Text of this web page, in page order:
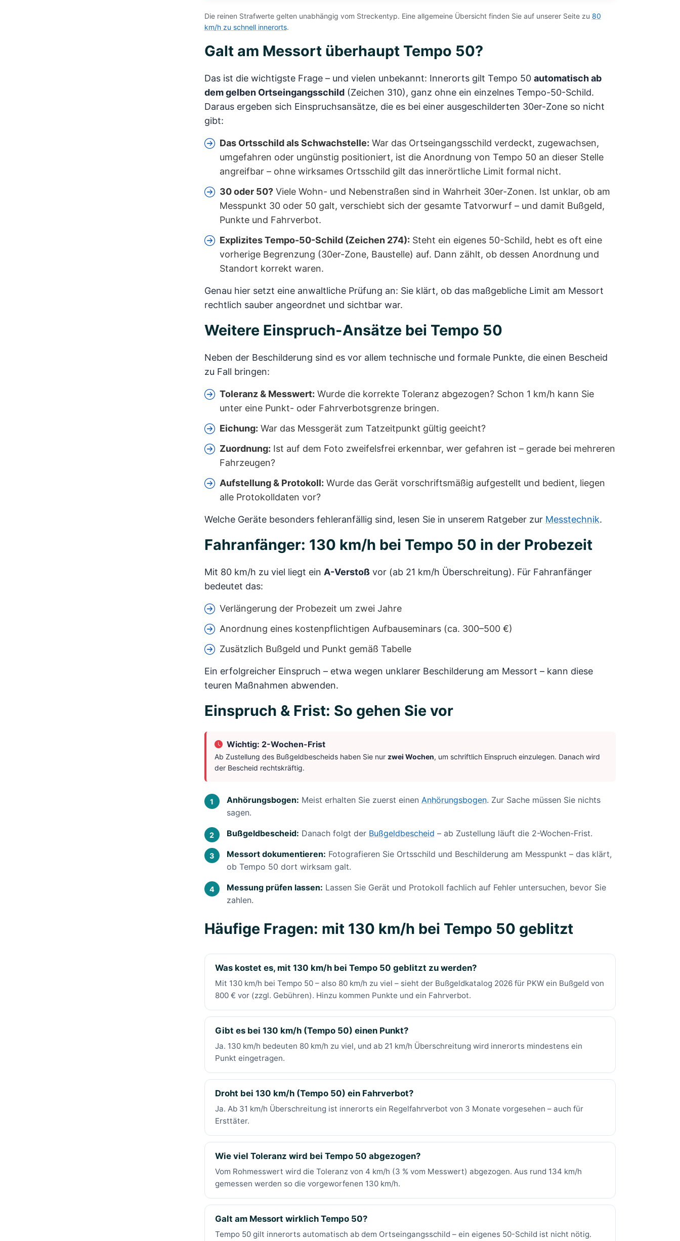
Die reinen Strafwerte gelten unabhängig vom Streckentyp. Eine allgemeine Übersicht finden Sie auf unserer Seite zu 80
km/h zu schnell innerorts.
Galt am Messort überhaupt Tempo 50?
Das ist die wichtigste Frage – und vielen unbekannt: Innerorts gilt Tempo 50 automatisch ab
dem gelben Ortseingangsschild(Zeichen 310), ganz ohne ein einzelnes Tempo-50-Schild.
Daraus ergeben sich Einspruchsansätze, die es bei einer ausgeschilderten 30er-Zone so nicht
gibt:
Das Ortsschild als Schwachstelle: War das Ortseingangsschild verdeckt, zugewachsen,
umgefahren oder ungünstig positioniert, ist die Anordnung von Tempo 50 an dieser Stelle
angreifbar – ohne wirksames Ortsschild gilt das innerörtliche Limit formal nicht.
30 oder 50?Viele Wohn- und Nebenstraßen sind in Wahrheit 30er-Zonen. Ist unklar, ob am
Messpunkt 30 oder 50 galt, verschiebt sich der gesamte Tatvorwurf – und damit Bußgeld,
Punkte und Fahrverbot.
Explizites Tempo-50-Schild (Zeichen 274): Steht ein eigenes 50-Schild, hebt es oft eine
vorherige Begrenzung (30er-Zone, Baustelle) auf. Dann zählt, ob dessen Anordnung und
Standort korrekt waren.
Genau hier setzt eine anwaltliche Prüfung an: Sie klärt, ob das maßgebliche Limit am Messort
rechtlich sauber angeordnet und sichtbar war.
Weitere Einspruch-Ansätze bei Tempo 50
Neben der Beschilderung sind es vor allem technische und formale Punkte, die einen Bescheid
zu Fall bringen:
Toleranz & Messwert: Wurde die korrekte Toleranz abgezogen? Schon 1 km/h kann Sie
unter eine Punkt- oder Fahrverbotsgrenze bringen.
Eichung: War das Messgerät zum Tatzeitpunkt gültig geeicht?
Zuordnung: Ist auf dem Foto zweifelsfrei erkennbar, wer gefahren ist – gerade bei mehreren
Fahrzeugen?
Aufstellung & Protokoll: Wurde das Gerät vorschriftsmäßig aufgestellt und bedient, liegen
alle Protokolldaten vor?
Welche Geräte besonders fehleranfällig sind, lesen Sie in unserem Ratgeber zur Messtechnik.
Fahranfänger: 130 km/h bei Tempo 50 in der Probezeit
Mit 80 km/h zu viel liegt ein A-Verstoßvor (ab 21 km/h Überschreitung). Für Fahranfänger
bedeutet das:
Verlängerung der Probezeit um zwei Jahre
Anordnung eines kostenpflichtigen Aufbauseminars (ca. 300–500 €)
Zusätzlich Bußgeld und Punkt gemäß Tabelle
Ein erfolgreicher Einspruch – etwa wegen unklarer Beschilderung am Messort – kann diese
teuren Maßnahmen abwenden.
Einspruch & Frist: So gehen Sie vor
Wichtig: 2-Wochen-Frist
Ab Zustellung des Bußgeldbescheids haben Sie nur zwei Wochen, um schriftlich Einspruch einzulegen. Danach wird
der Bescheid rechtskräftig.
Anhörungsbogen: Meist erhalten Sie zuerst einen Anhörungsbogen. Zur Sache müssen Sie nichts
sagen.
Bußgeldbescheid: Danach folgt der Bußgeldbescheid – ab Zustellung läuft die 2-Wochen-Frist.
Messort dokumentieren: Fotografieren Sie Ortsschild und Beschilderung am Messpunkt – das klärt,
ob Tempo 50 dort wirksam galt.
Messung prüfen lassen: Lassen Sie Gerät und Protokoll fachlich auf Fehler untersuchen, bevor Sie
zahlen.
Häufige Fragen: mit 130 km/h bei Tempo 50 geblitzt
Was kostet es, mit 130 km/h bei Tempo 50 geblitzt zu werden?
Mit 130 km/h bei Tempo 50 – also 80 km/h zu viel – sieht der Bußgeldkatalog 2026 für PKW ein Bußgeld von
800 € vor (zzgl. Gebühren). Hinzu kommen Punkte und ein Fahrverbot.
Gibt es bei 130 km/h (Tempo 50) einen Punkt?
Ja. 130 km/h bedeuten 80 km/h zu viel, und ab 21 km/h Überschreitung wird innerorts mindestens ein
Punkt eingetragen.
Droht bei 130 km/h (Tempo 50) ein Fahrverbot?
Ja. Ab 31 km/h Überschreitung ist innerorts ein Regelfahrverbot von 3 Monate vorgesehen – auch für
Ersttäter.
Wie viel Toleranz wird bei Tempo 50 abgezogen?
Vom Rohmesswert wird die Toleranz von 4 km/h (3 % vom Messwert) abgezogen. Aus rund 134 km/h
gemessen werden so die vorgeworfenen 130 km/h.
Galt am Messort wirklich Tempo 50?
Tempo 50 gilt innerorts automatisch ab dem Ortseingangsschild – ein eigenes 50-Schild ist nicht nötig.